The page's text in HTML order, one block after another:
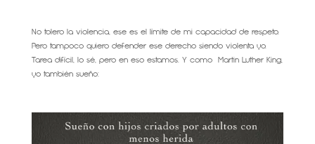
No tolero la violencia, ese es el límite de mi capacidad de respeto.
Pero tampoco quiero defender ese derecho siendo violenta yo.
Tarea difícil, lo sé, pero en eso estamos. Y como Martin Luther King,
yo también sueño: